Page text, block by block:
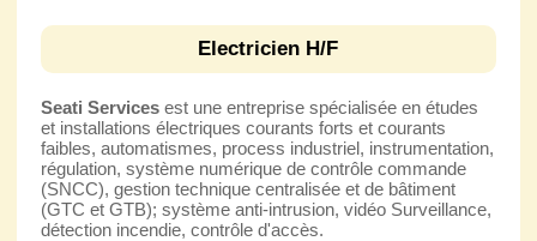
Electricien H/F
Seati Servicesest une entreprise spécialisée en études
et installations électriques courants forts et courants
faibles, automatismes, process industriel, instrumentation,
régulation, système numérique de contrôle commande
(SNCC), gestion technique centralisée et de bâtiment
(GTC et GTB); système anti-intrusion, vidéo Surveillance,
détection incendie, contrôle d'accès.